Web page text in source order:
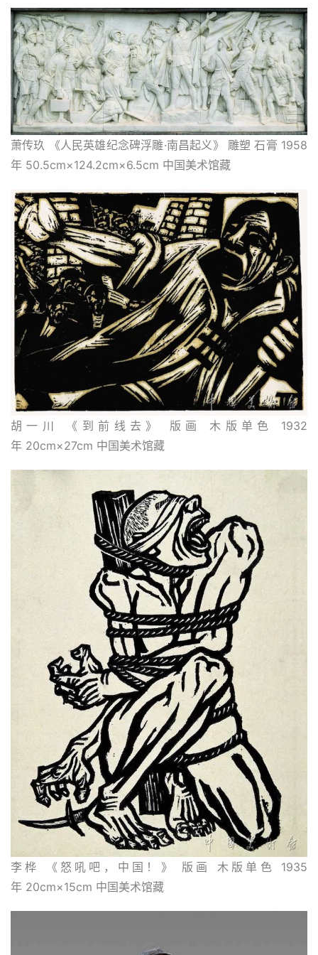
萧传玖 《人民英雄纪念碑浮雕·南昌起义》 雕塑 石膏 1958
年 50.5cm×124.2cm×6.5cm 中国美术馆藏
胡一川 《到前线去》 版画 木版单色 1932
年 20cm×27cm 中国美术馆藏
李桦 《怒吼吧，中国！》 版画 木版单色 1935
年 20cm×15cm 中国美术馆藏